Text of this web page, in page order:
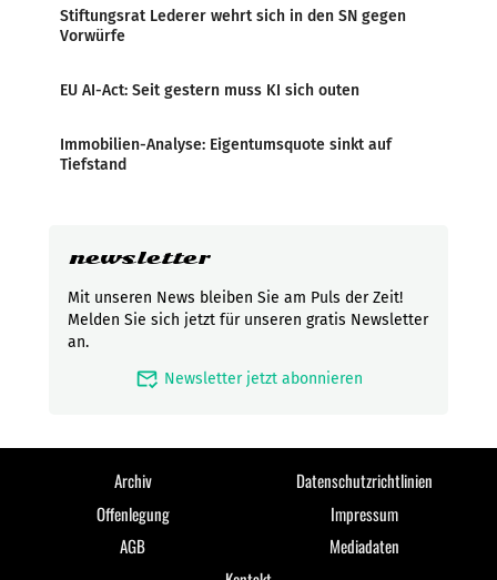
Stiftungsrat Lederer wehrt sich in den SN gegen
Vorwürfe
EU AI-Act: Seit gestern muss KI sich outen
Immobilien-Analyse: Eigentumsquote sinkt auf
Tiefstand
newsletter
Mit unseren News bleiben Sie am Puls der Zeit!
Melden Sie sich jetzt für unseren gratis Newsletter
an.
mark_email_read Newsletter jetzt abonnieren
Archiv
Datenschutzrichtlinien
Offenlegung
Impressum
AGB
Mediadaten